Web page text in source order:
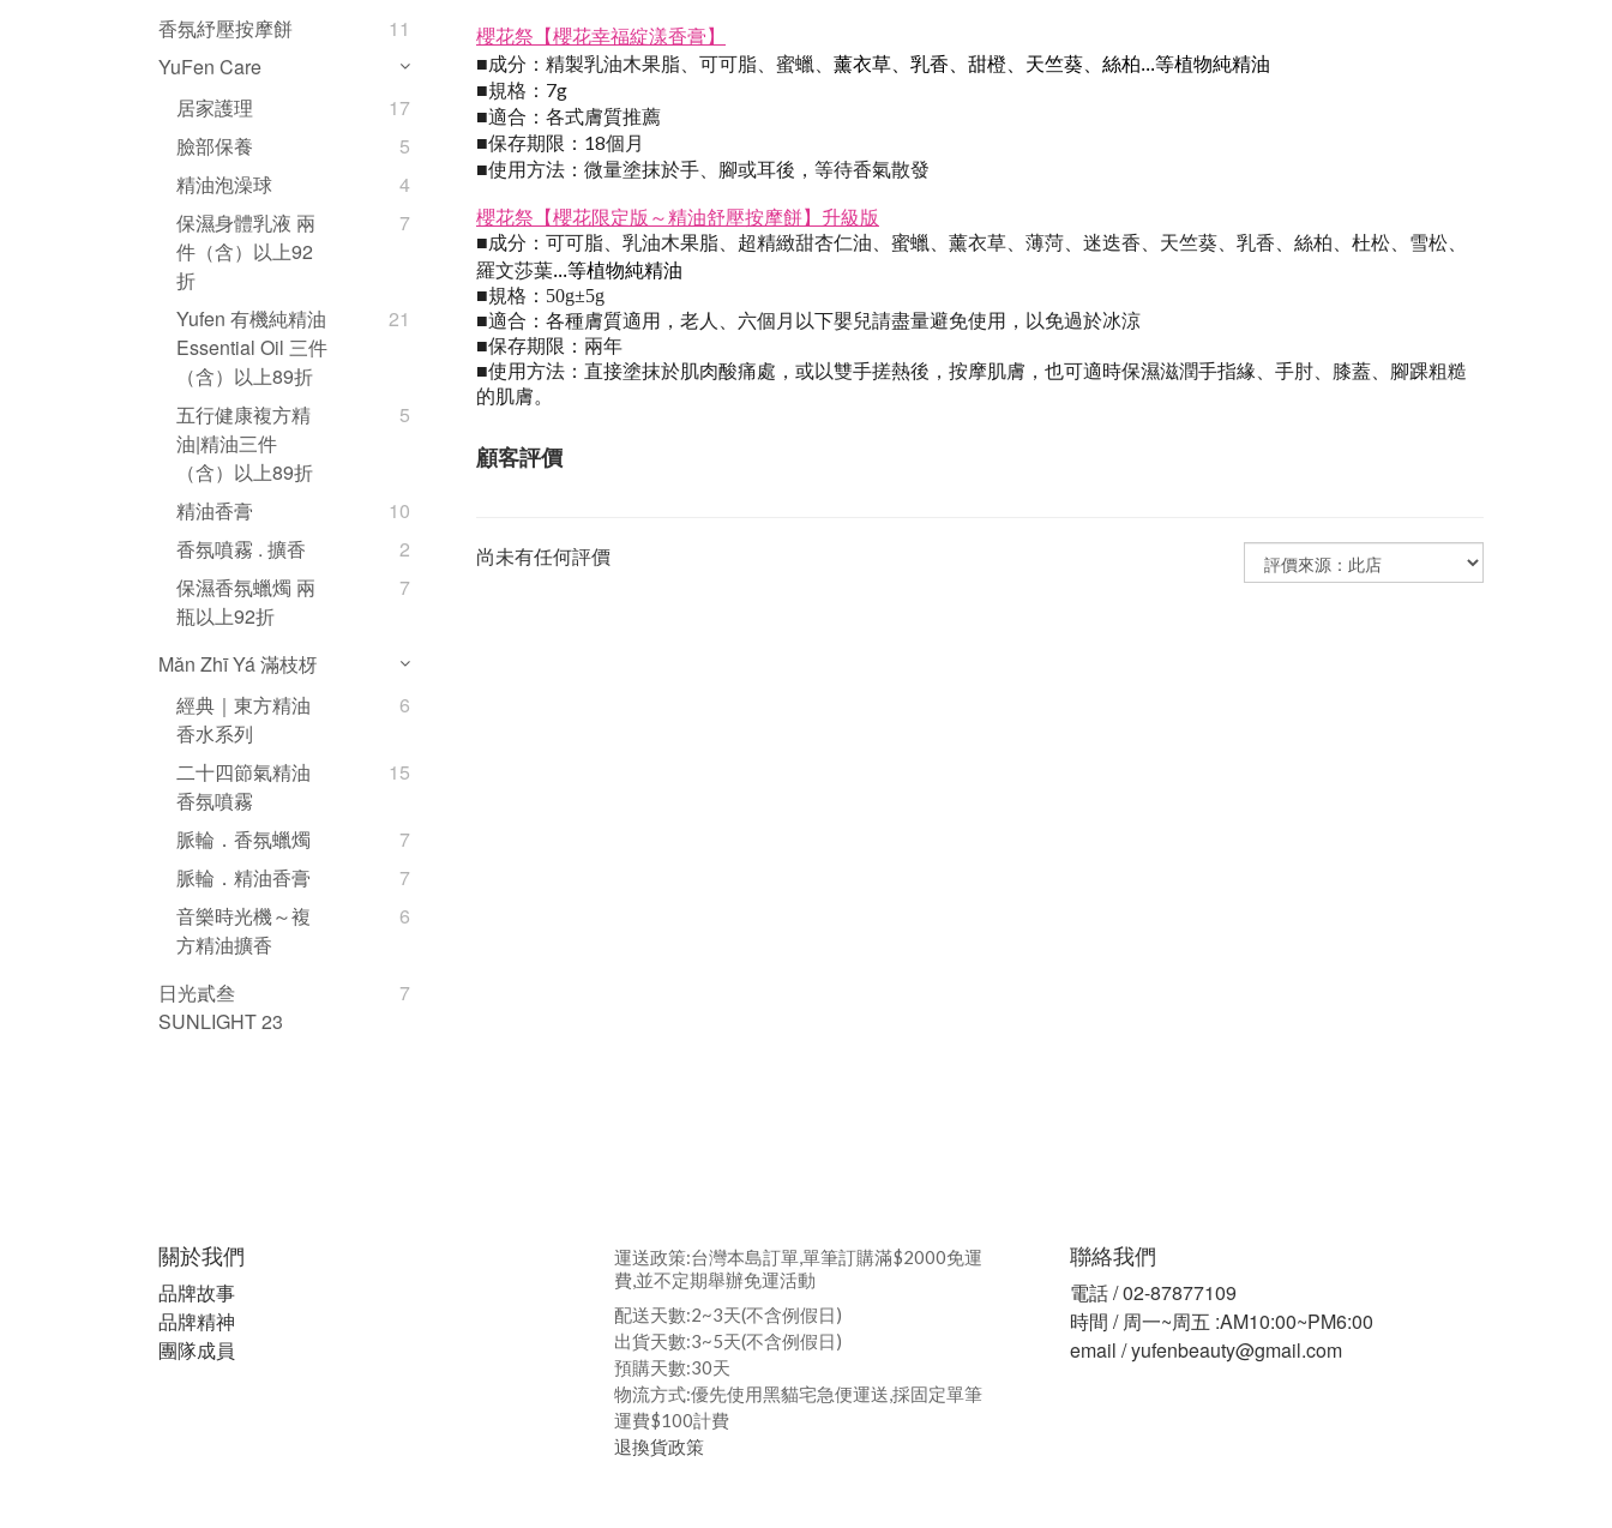
香氛紓壓按摩餅
11
YuFen Care
居家護理
17
臉部保養
5
精油泡澡球
4
保濕身體乳液 兩
件（含）以上92
折
7
Yufen 有機純精油
Essential Oil 三件
（含）以上89折
21
五行健康複方精
油|精油三件
（含）以上89折
5
精油香膏
10
香氛噴霧 . 擴香
2
保濕香氛蠟燭 兩
瓶以上92折
7
Mǎn Zhī Yá 滿枝枒
經典｜東方精油
香水系列
6
二十四節氣精油
香氛噴霧
15
脈輪．香氛蠟燭
7
脈輪．精油香膏
7
音樂時光機～複
方精油擴香
6
日光貳叁
SUNLIGHT 23
7
櫻花祭【櫻花幸福綻漾香膏】
■成分： 精製乳油木果脂、可可脂、蜜蠟、 薰衣草、乳香、甜橙、天竺葵、絲柏...等植物純精油
■規格：7g
■適合：各式膚質推薦
■保存期限：18個月
■使用方法： 微量塗抹於手、腳或耳後，等待香氣散發
櫻花祭 【櫻花限定版 ～精油舒壓按摩餅】升級版
■成分： 可可脂、乳油木果脂、超精緻甜杏仁油、蜜蠟、薰衣草、薄菏、迷迭香、天竺葵、乳香 、絲柏、杜松、雪松、
羅文莎葉...等植物純精油
■規格：50g±5g
■適合： 各種膚質適用，老人、六個月以下嬰兒請盡量避免使用，以免過於冰涼
■保存期限：兩年
■使用方法： 直接塗抹於肌肉酸痛處，或以雙手搓熱後，按摩肌膚，也可適時保濕滋潤手指緣、手肘、膝蓋、腳踝粗糙
的肌膚。
顧客評價
尚未有任何評價
關於我們
品牌故事
品牌精神
團隊成員
運送政策:台灣本島訂單,單筆訂購滿$2000免運
費,並不定期舉辦免運活動
配送天數:2~3天(不含例假日)
出貨天數:3~5天(不含例假日)
預購天數:30天
物流方式:優先使用黑貓宅急便運送,採固定單筆
運費$100計費
退換貨政策
聯絡我們
電話 / 02-87877109
時間 / 周一~周五 :AM10:00~PM6:00
email / yufenbeauty@gmail.com